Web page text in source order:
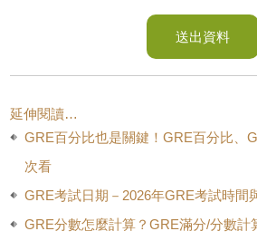
送出資料
延伸閱讀…
GRE百分比也是關鍵！GRE百分比、
次看
GRE考試日期－2026年GRE考試時間
GRE分數怎麼計算？GRE滿分/分數計